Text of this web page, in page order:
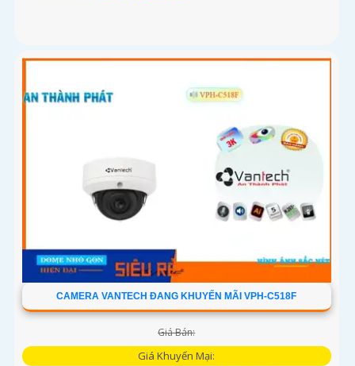
CAMERA VANTECH ĐANG KHUYẾN MÃI VPH-C518F
Giá Bán:
Giá Khuyến Mại: